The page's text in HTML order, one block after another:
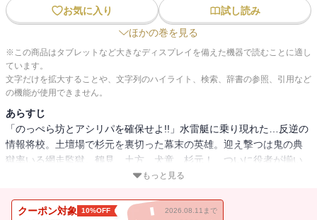
お気に入り
試し読み
ほかの巻を見る
※この商品はタブレットなど大きなディスプレイを備えた機器で読むことに適し
ています。
文字だけを拡大することや、文字列のハイライト、検索、辞書の参照、引用など
の機能が使用できません。
あらすじ
「のっぺら坊とアシリパを確保せよ!!」水雷艇に乗り現れた…反逆の
情報将校。土壇場で杉元を裏切った幕末の英雄。迎え撃つは鬼の典
獄率いる網走監獄。鶴見、土方、犬童、杉元！ ついに役者が揃い
踏み!! 今宵、戦争が始まるッ!!! 瞬き禁止！ 刮目必至の第14
もっと見る
クーポン対象 10%OFF 2026.08.11まで